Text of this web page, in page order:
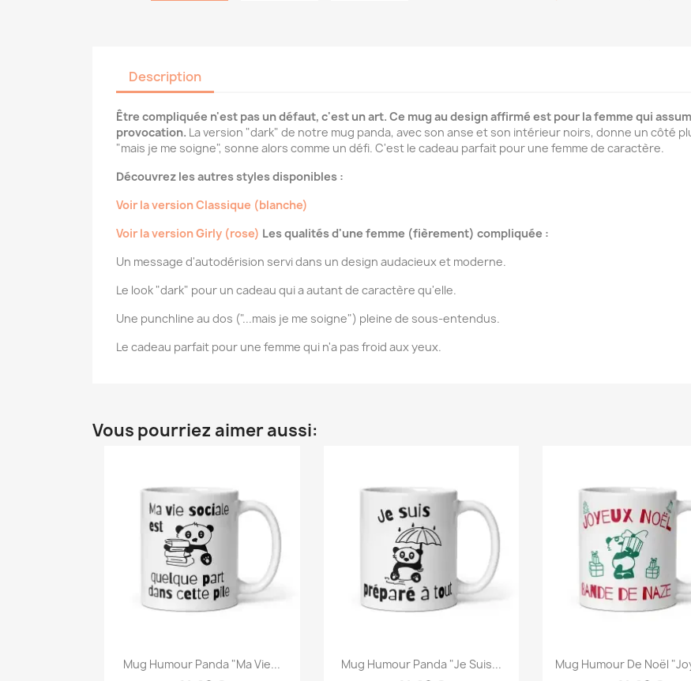
Description
Être compliquée n'est pas un défaut, c'est un art. Ce mug au design affirmé est pour la femme qui
provocation. La version "dark" de notre mug panda, avec son anse et son intérieur noirs, donne un côté
"mais je me soigne", sonne alors comme un défi. C'est le cadeau parfait pour une femme de caractère.
Découvrez les autres styles disponibles :
Voir la version Classique (blanche)
Voir la version Girly (rose) Les qualités d'une femme (fièrement) compliquée :
Un message d'autodérision servi dans un design audacieux et moderne.
Le look "dark" pour un cadeau qui a autant de caractère qu'elle.
Une punchline au dos ("...mais je me soigne") pleine de sous-entendus.
Le cadeau parfait pour une femme qui n'a pas froid aux yeux.
Vous pourriez aimer aussi:
Mug Humour Panda "Ma Vie... Mug Humour Panda "Je Suis... Mug Humour De Noël